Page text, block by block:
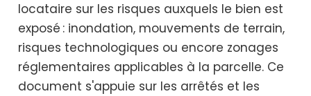
locataire sur les risques auxquels le bien est
exposé : inondation, mouvements de terrain,
risques technologiques ou encore zonages
réglementaires applicables à la parcelle. Ce
document s'appuie sur les arrêtés et les